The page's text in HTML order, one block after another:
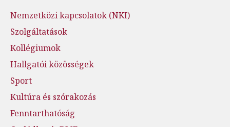
Nemzetközi kapcsolatok (NKI)
Szolgáltatások
Kollégiumok
Hallgatói közösségek
Sport
Kultúra és szórakozás
Fenntarthatóság